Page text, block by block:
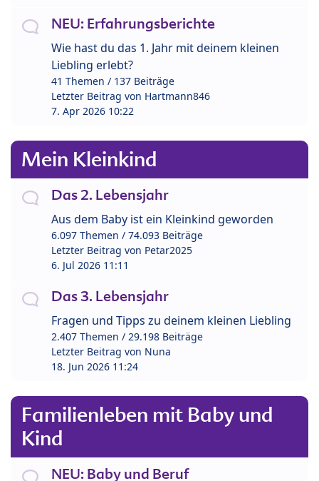
NEU: Erfahrungsberichte
Wie hast du das 1. Jahr mit deinem kleinen
Liebling erlebt?
41 Themen / 137 Beiträge
Letzter Beitrag von Hartmann846
7. Apr 2026 10:22
Mein Kleinkind
Das 2. Lebensjahr
Aus dem Baby ist ein Kleinkind geworden
6.097 Themen / 74.093 Beiträge
Letzter Beitrag von Petar2025
6. Jul 2026 11:11
Das 3. Lebensjahr
Fragen und Tipps zu deinem kleinen Liebling
2.407 Themen / 29.198 Beiträge
Letzter Beitrag von Nuna
18. Jun 2026 11:24
Familienleben mit Baby und
Kind
NEU: Baby und Beruf